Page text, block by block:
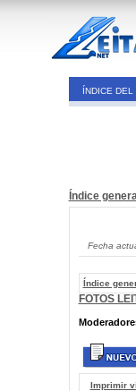
ÍNDICE DEL
Índice
Fecha
Índice
FOTOS
Imprimir